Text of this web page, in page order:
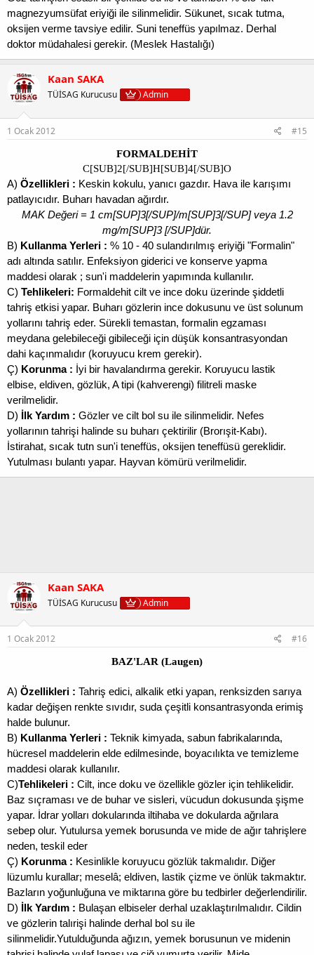
magnezyumsüfat eriyiği ile silinmelidir. Sükunet, sıcak tutma,
oksijen verme tavsiye edilir. Suni teneffüs yapılmaz. Derhal
doktor müdahalesi gerekir. (Meslek Hastalığı)
Kaan SAKA
TÜİSAG Kurucusu Admin
1 Ocak 2012 #15
FORMALDEHİT
C[SUB]2[/SUB]H[SUB]4[/SUB]O
A) Özellikleri : Keskin kokulu, yanıcı gazdır. Hava ile karışımı
patlayıcıdır. Buharı havadan ağırdır.
MAK Değeri = 1 cm[SUP]3[/SUP]/m[SUP]3[/SUP] veya 1.2
mg/m[SUP]3 [/SUP]dür.
B) Kullanma Yerleri : % 10 - 40 sulandırılmış eriyiği "Formalin"
adı altında satılır. Enfeksiyon giderici ve konserve yapma
maddesi olarak ; sun'i maddelerin yapımında kullanılır.
C) Tehlikeleri: Formaldehit cilt ve ince doku üzerinde şiddetli
tahriş etkisi yapar. Buharı gözlerin ince dokusunu ve üst solunum
yollarını tahriş eder. Sürekli temastan, formalin egzaması
meydana gelebileceği gibileceği için düşük konsantrasyondan
dahi kaçınmalıdır (koruyucu krem gerekir).
Ç) Korunma : İyi bir havalandırma gerekir. Koruyucu lastik
elbise, eldiven, gözlük, A tipi (kahverengi) filitreli maske
verilmelidir.
D) İlk Yardım : Gözler ve cilt bol su ile silinmelidir. Nefes
yollarının tahrişi halinde su buharı çektirilir (Brorışit-Kabı).
İstirahat, sıcak tutn sun'i teneffüs, oksijen teneffüsü gereklidir.
Yutulması bulantı yapar. Hayvan kömürü verilmelidir.
Kaan SAKA
TÜİSAG Kurucusu Admin
1 Ocak 2012 #16
BAZ'LAR (Laugen)
A) Özellikleri : Tahriş edici, alkalik etki yapan, renksizden sarıya
kadar değişen renkte sıvıdır, suda çeşitli konsantrasyonda erimiş
halde bulunur.
B) Kullanma Yerleri : Teknik kimyada, sabun fabrikalarında,
hücresel maddelerin elde edilmesinde, boyacılıkta ve temizleme
maddesi olarak kullanılır.
C)Tehlikeleri : Cilt, ince doku ve özellikle gözler için tehlikelidir.
Baz sıçraması ve de buhar ve sisleri, vücudun dokusunda şişme
yapar. İdrar yolları dokularında iltihaba ve dokularda ağrılara
sebep olur. Yutulursa yemek borusunda ve mide de ağır tahrişlere
neden, teskil eder
Ç) Korunma : Kesinlikle koruyucu gözlük takmalıdır. Diğer
lüzumlu kurallar; meselâ; eldiven, lastik çizme ve önlük takmaktır.
Bazların yoğunluğuna ve miktarına göre bu tedbirler değerlendirilir.
D) İlk Yardım : Bulaşan elbiseler derhal uzaklaştırılmalıdır. Cildin
ve gözlerin talırişi halinde derhal bol su ile
silinmelidir.Yutulduğunda ağızın, yemek borusunun ve midenin